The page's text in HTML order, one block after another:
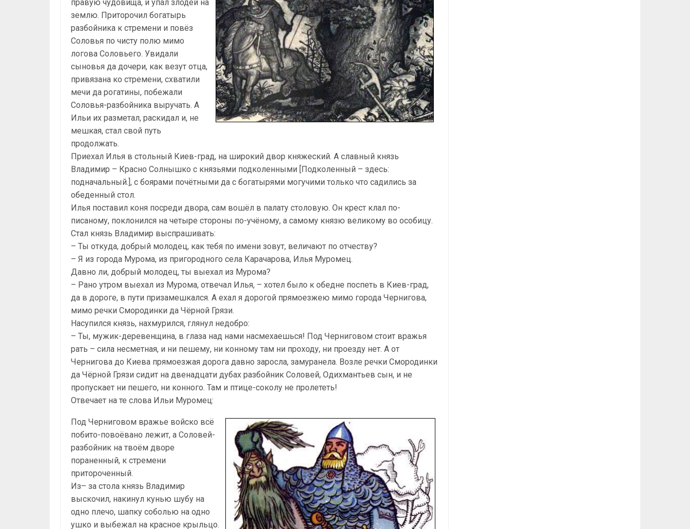
правую чудовища, и упал злодей на
землю. Приторочил богатырь
разбойника к стремени и повёз
Соловья по чисту полю мимо
логова Соловьего. Увидали
сыновья да дочери, как везут отца,
привязана ко стремени, схватили
мечи да рогатины, побежали
Соловья-разбойника выручать. А
Ильи их разметал, раскидал и, не
мешкая, стал свой путь
продолжать.
Приехал Илья в стольный Киев-град, на широкий двор княжеский. А славный князь
Владимир – Красно Солнышко с князьями подколенными [Подколенный – здесь:
подначальный.], с боярами почётными да с богатырями могучими только что садились за
обеденный стол.
Илья поставил коня посреди двора, сам вошёл в палату столовую. Он крест клал по-
писаному, поклонился на четыре стороны по-учёному, а самому князю великому во особицу.
Стал князь Владимир выспрашивать:
– Ты откуда, добрый молодец, как тебя по имени зовут, величают по отчеству?
– Я из города Мурома, из пригородного села Карачарова, Илья Муромец.
Давно ли, добрый молодец, ты выехал из Мурома?
– Рано утром выехал из Мурома, отвечал Илья, – хотел было к обедне поспеть в Киев-град,
да в дороге, в пути призамешкался. А ехал я дорогой прямоезжею мимо города Чернигова,
мимо речки Смородинки да Чёрной Грязи.
Насупился князь, нахмурился, глянул недобро:
– Ты, мужик-деревенщина, в глаза над нами насмехаешься! Под Черниговом стоит вражья
рать – сила несметная, и ни пешему, ни конному там ни проходу, ни проезду нет. А от
Чернигова до Киева прямоезжая дорога давно заросла, замуранела. Возле речки Смородинки
да Чёрной Грязи сидит на двенадцати дубах разбойник Соловей, Одихмантьев сын, и не
пропускает ни пешего, ни конного. Там и птице-соколу не пролететь!
Отвечает на те слова Ильи Муромец:
Под Черниговом вражье войско всё
побито-повоёвано лежит, а Соловей-
разбойник на твоём дворе
пораненный, к стремени
притороченный.
Из– за стола князь Владимир
выскочил, накинул кунью шубу на
одно плечо, шапку соболью на одно
ушко и выбежал на красное крыльцо.